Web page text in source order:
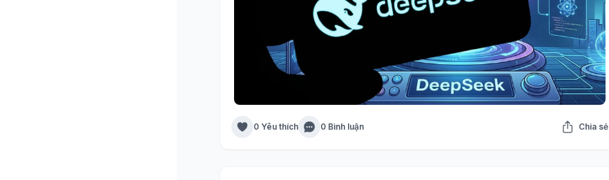
0 Yêu thích 0 Bình luận Chia sẻ